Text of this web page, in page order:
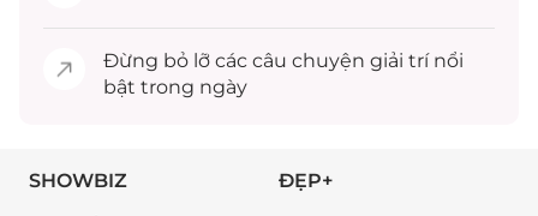
Đừng bỏ lỡ các câu chuyện giải trínổi
bật trong ngày
SHOWBIZ ĐẸP+